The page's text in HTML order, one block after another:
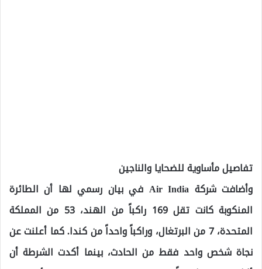
تفاصيل مأساوية للضحايا والناجين
وأضافت شركة Air India في بيان رسمي لها أن الطائرة
المنكوبة كانت تقل 169 راكباً من الهند، 53 من المملكة
المتحدة، 7 من البرتغال، وراكباً واحداً من كندا. كما أعلنت عن
نجاة شخص واحد فقط من الحادث، بينما أكدت الشرطة أن